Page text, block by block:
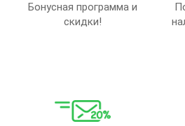
Бонусная программа и
скидки!